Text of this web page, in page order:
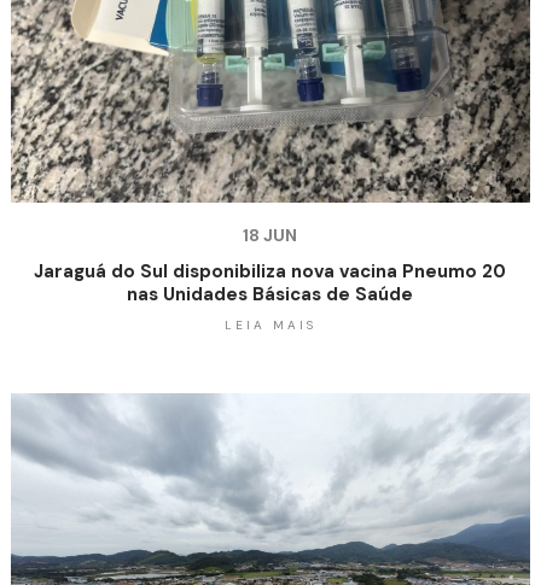
18 JUN
Jaraguá do Sul disponibiliza nova vacina Pneumo 20
nas Unidades Básicas de Saúde
LEIA MAIS